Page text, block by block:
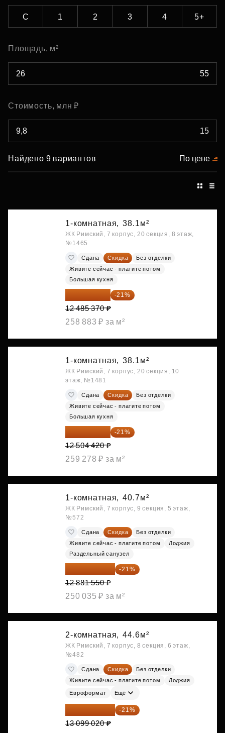
С 1 2 3 4 5+
Площадь, м²
Стоимость, млн ₽
Найдено 9 вариантов По цене
1-комнатная, 38.1м²
ЖК Римский, 7 корпус, 20 секция, 8 этаж,
№1465
Сдана Скидка
Без отделки
Живите сейчас - платите потом
Большая кухня
-21%
12 485 370 ₽
258 883 ₽ за м²
1-комнатная, 38.1м²
ЖК Римский, 7 корпус, 20 секция, 10
этаж, №1481
Сдана Скидка
Без отделки
Живите сейчас - платите потом
Большая кухня
-21%
12 504 420 ₽
259 278 ₽ за м²
1-комнатная, 40.7м²
ЖК Римский, 7 корпус, 9 секция, 5 этаж,
№572
Сдана Скидка
Без отделки
Живите сейчас - платите потом
Лоджия
Раздельный санузел
10 176 425 ₽ -21%
12 881 550 ₽
250 035 ₽ за м²
2-комнатная, 44.6м²
ЖК Римский, 7 корпус, 8 секция, 6 этаж,
№482
Сдана Скидка
Без отделки
Живите сейчас - платите потом
Лоджия
Евроформат Ещё
10 348 226 ₽ -21%
13 099 020 ₽